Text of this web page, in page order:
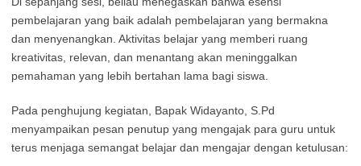
pembelajaran yang baik adalah pembelajaran yang bermakna
dan menyenangkan. Aktivitas belajar yang memberi ruang
kreativitas, relevan, dan menantang akan meninggalkan
pemahaman yang lebih bertahan lama bagi siswa.
Pada penghujung kegiatan, Bapak Widayanto, S.Pd
menyampaikan pesan penutup yang mengajak para guru untuk
terus menjaga semangat belajar dan mengajar dengan ketulusan: